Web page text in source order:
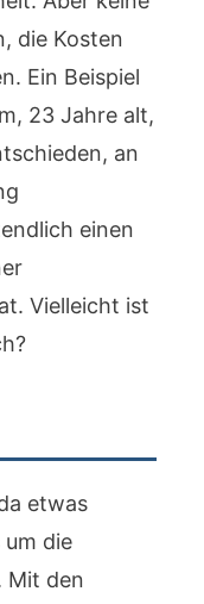
die Kosten
Ein Beispiel
23 Jahre alt,
an
einen
Vielleicht ist
etwas
die
Mit den